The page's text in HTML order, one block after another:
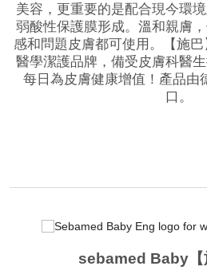
美容，更重要的是配合現今環
弱酸性保護膜形成。溫和親膚
感和問題皮膚都可使用。【施
醫學潔護品牌，備受皮膚科醫
每日為皮膚健康增值！產品由
口。
sebamed Baby【